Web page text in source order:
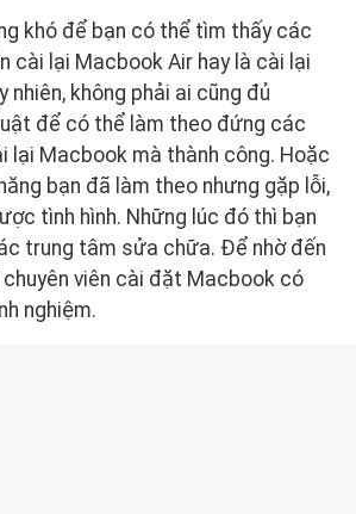
khó để bạn có thể tìm thấy các
cài lại Macbook Air hay là cài lại
nhiên, không phải ai cũng đủ
để có thể làm theo đứng các
lại Macbook mà thành công. Hoặc
bạn đã làm theo nhưng gặp lỗi,
tình hình. Những lúc đó thì bạn
trung tâm sửa chữa. Để nhờ đến
viên cài đặt Macbook có
nghiệm.